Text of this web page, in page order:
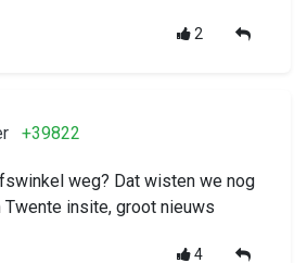
2
+39822
weg? Dat wisten we nog
Twente insite, groot nieuws
4